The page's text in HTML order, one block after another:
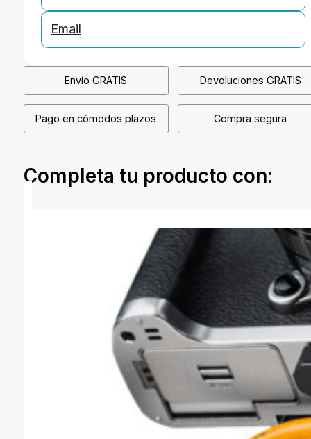
Email
Envío GRATIS Devoluciones GRATIS
Pago en cómodos plazos Compra segura
Completa tu producto con: